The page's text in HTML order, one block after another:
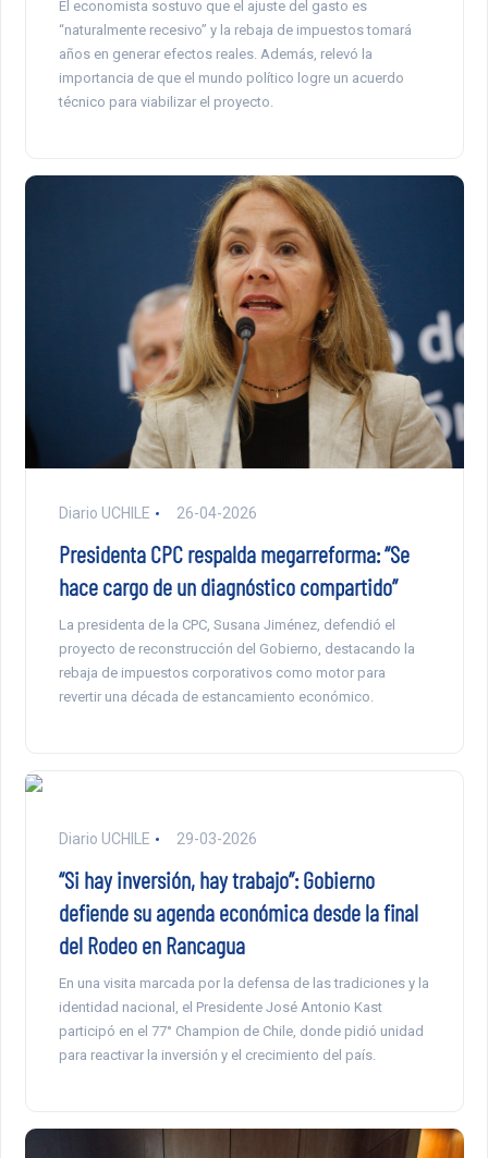
El economista sostuvo que el ajuste del gasto es
“naturalmente recesivo” y la rebaja de impuestos tomará
años en generar efectos reales. Además, relevó la
importancia de que el mundo político logre un acuerdo
técnico para viabilizar el proyecto.
Diario UCHILE 26-04-2026
Presidenta CPC respalda megarreforma: “Se
hace cargo de un diagnóstico compartido”
La presidenta de la CPC, Susana Jiménez, defendió el
proyecto de reconstrucción del Gobierno, destacando la
rebaja de impuestos corporativos como motor para
revertir una década de estancamiento económico.
Diario UCHILE 29-03-2026
“Si hay inversión, hay trabajo”: Gobierno
defiende su agenda económica desde la final
del Rodeo en Rancagua
En una visita marcada por la defensa de las tradiciones y la
identidad nacional, el Presidente José Antonio Kast
participó en el 77° Champion de Chile, donde pidió unidad
para reactivar la inversión y el crecimiento del país.